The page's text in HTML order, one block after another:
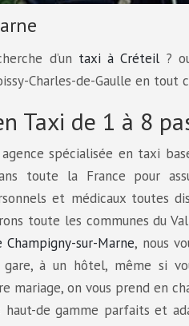
d’un taxi à Créteil ?
Charles-de-Gaulle en
Taxi de 1 à 8
spécialisée en taxi
toute la France pour
et médicaux toutes
toute les communes du
Champigny-sur-Marne, nous
à un hôtel, même si
mariage, on vous prend en
de gamme parfaits et